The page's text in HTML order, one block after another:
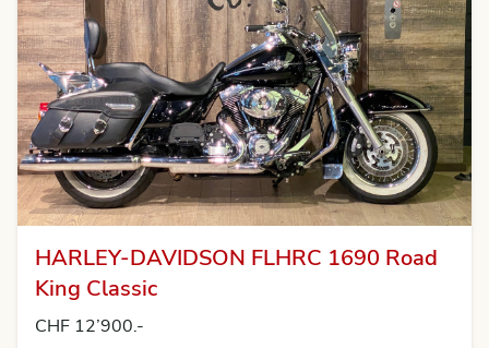
HARLEY-DAVIDSON FLHRC 1690 Road
King Classic
CHF 12’900.-